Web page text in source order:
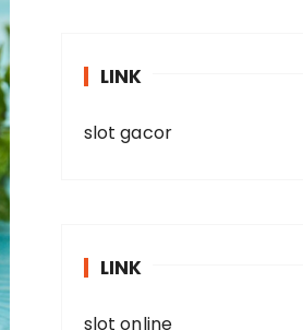
LINK
slot gacor
LINK
slot online